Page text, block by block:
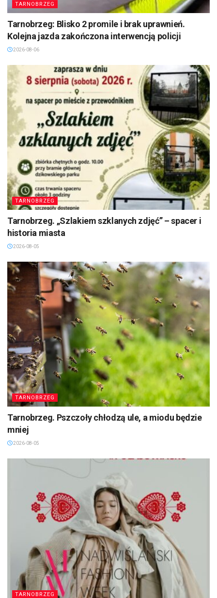
TARNOBRZEG
Tarnobrzeg: Blisko 2 promile i brak uprawnień.
Kolejna jazda zakończona interwencją policji
2026-08-06
TARNOBRZEG
Tarnobrzeg. „Szlakiem szklanych zdjęć” – spacer i
historia miasta
2026-08-05
TARNOBRZEG
Tarnobrzeg. Pszczoły chłodzą ule, a miodu będzie
mniej
2026-08-05
TARNOBRZEG